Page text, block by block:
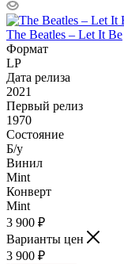
The Beatles – Let It Be
Формат
LP
Дата релиза
2021
Первый релиз
1970
Состояние
Б/у
Винил
Mint
Конверт
Mint
3 900 ₽
Варианты цен
3 900 ₽